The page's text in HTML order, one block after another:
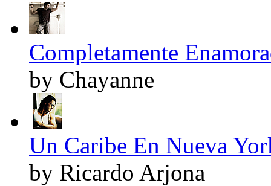
Completamente
by Chayanne
Un Caribe En Nueva
by Ricardo Arjona